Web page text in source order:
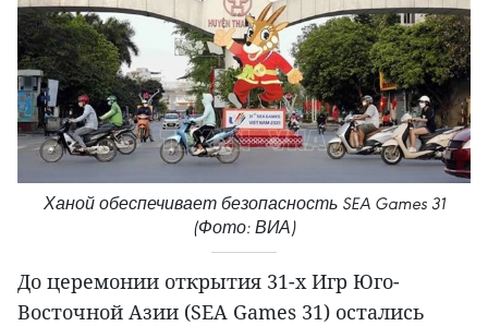
Ханой обеспечивает безопасность SEA Games 31
(Фото: ВИА)
До церемонии открытия 31-х Игр Юго-
Восточной Азии (SEA Games 31) остались